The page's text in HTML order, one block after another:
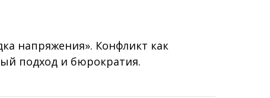
напряжения». Конфликт как
подход и бюрократия.